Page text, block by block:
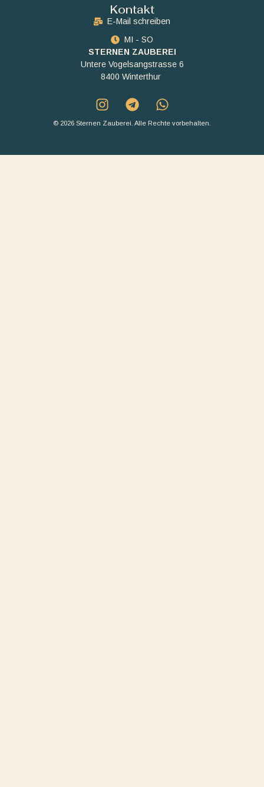
Kontakt
E-Mail schreiben
MI - SO
STERNEN ZAUBEREI
Untere Vogelsangstrasse 6
8400 Winterthur
© 2026 Sternen Zauberei. Alle Rechte vorbehalten.